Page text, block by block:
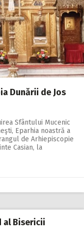
Dunării de Jos
Sfântului Mucenic
Eparhia noastră a
de Arhiepiscopie
Casian, la
al Bisericii